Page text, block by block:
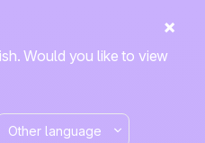
Would you like to view